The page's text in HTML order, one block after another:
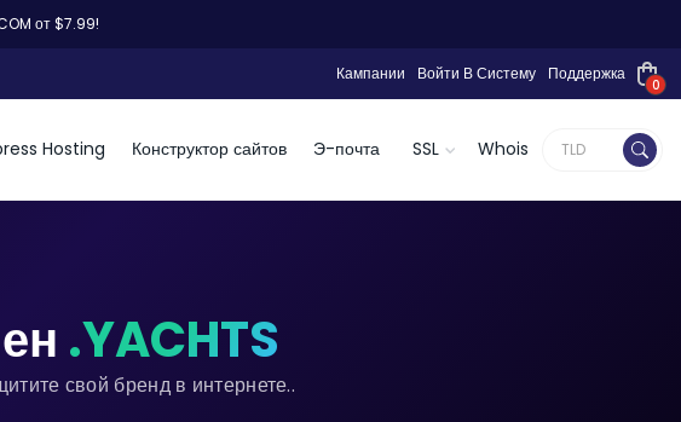
от $7.99!
Кампании Войти В Систему Поддержка
0
Hosting Конструктор сайтов Э-почта SSL Whois
.YACHTS
свой бренд в интернете..